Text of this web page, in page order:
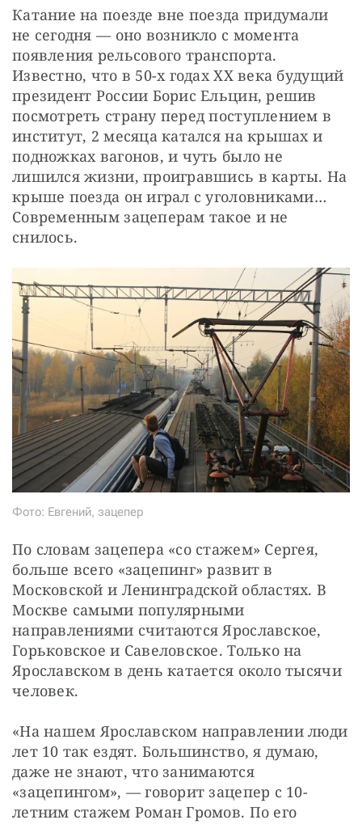
Катание на поезде вне поезда придумали
не сегодня — ​оно возникло с момента
появления рельсового транспорта.
Известно, что в 50-х годах XX века будущий
президент России Борис Ельцин, решив
посмотреть страну перед поступлением в
институт, 2 месяца катался на крышах и
подножках вагонов, и чуть было не
лишился жизни, проигравшись в карты. На
крыше поезда он играл с уголовниками…
Современным зацеперам такое и не
снилось.
Фото: Евгений, зацепер
По словам зацепера «со стажем» Сергея,
больше всего «зацепинг» развит в
Московской и Ленинградской областях. В
Москве самыми популярными
направлениями считаются Ярославское,
Горьковское и Савеловское. Только на
Ярославском в день катается около тысячи
человек.
«На нашем Ярославском направлении люди
лет 10 так ездят. Большинство, я думаю,
даже не знают, что занимаются
«зацепингом», — ​говорит зацепер с 10-
летним стажем Роман Громов. По его